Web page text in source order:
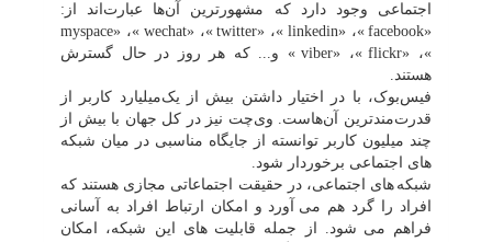
اجتماعی وجود دارد که مشهورترین آن‌ها عبارت‌اند از:
«
facebook »، «linkedin »، «twitter »، «wechat »، «myspace
»، «flickr »، «viber » و... که هر روز در حال گسترش
هستند.
فیس‌بوک، با در اختیار داشتن بیش از یک‌میلیارد کاربر از
قدرت‌مندترین آن‌هاست. وی‌چت نیز در کل جهان با بیش از
چند میلیون کاربر توانسته از جایگاه مناسبی در میان شبکه
های اجتماعی برخوردار شود.
شبکه های اجتماعی، در حقیقت اجتماعاتی مجازی هستند که
افراد را گرد هم می
آورد و امکان ارتباط افراد به‌ آسانی
فراهم می شود. از جمله قابلیت های این شبکه، امکان